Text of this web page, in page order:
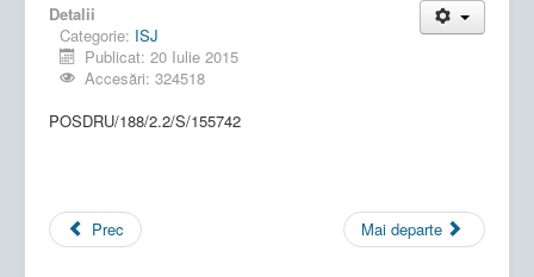
Detalii
Categorie: ISJ
Publicat: 20 Iulie 2015
Accesări: 324518
POSDRU/188/2.2/S/155742
Prec Mai departe